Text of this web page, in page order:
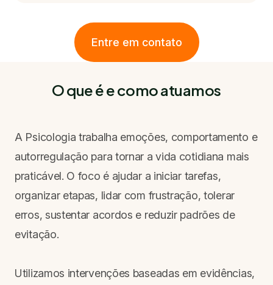
Entre em contato
O que é e como atuamos
A Psicologia trabalha emoções, comportamento e
autorregulação para tornar a vida cotidiana mais
praticável. O foco é ajudar a iniciar tarefas,
organizar etapas, lidar com frustração, tolerar
erros, sustentar acordos e reduzir padrões de
evitação.
Utilizamos intervenções baseadas em evidências,